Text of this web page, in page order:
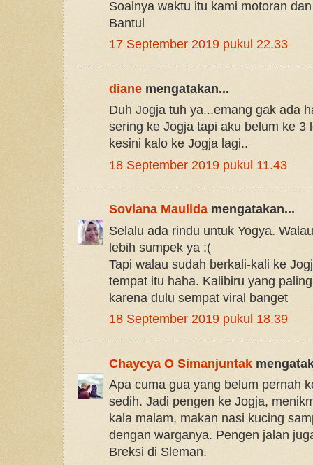
Soalnya waktu itu kami motoran
Bantul
17 September 2019 pukul 22.33
diane mengatakan...
Duh Jogja tuh ya...emang gak ada
sering ke Jogja tapi aku belum ke 3
kesini kalo ke Jogja lagi..
18 September 2019 pukul 11.43
Soviana Maulidamengatakan...
Selalu ada rindu untuk Yogya.
lebih sumpek ya :(
Tapi walau sudah berkali-kali ke
tempat itu haha. Kalibiru yang
karena dulu sempat viral banget
18 September 2019 pukul 18.39
Chaycya O Simanjuntak
Apa cuma gua yang belum pernah
sedih. Jadi pengen ke Jogja,
kala malam, makan nasi kucing
dengan warganya. Pengen jalan
Breksi di Sleman.